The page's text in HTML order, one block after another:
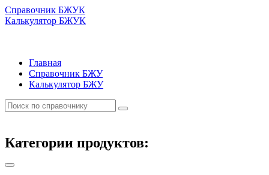
Справочник БЖУК
Калькулятор БЖУК
Главная
Справочник БЖУ
Калькулятор БЖУ
Категории продуктов: